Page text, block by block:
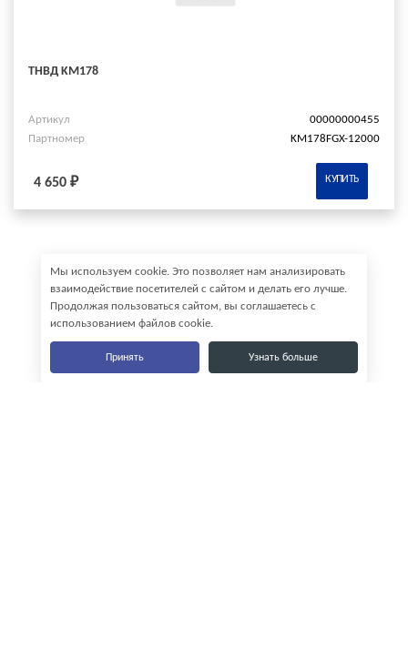
ТНВД KM178
Артикул
00000000455
Партномер
KM178FGX-12000
4 650 ₽ КУПИТЬ
Мы используем cookie. Это позволяет нам анализировать
взаимодействие посетителей с сайтом и делать его лучше.
Продолжая пользоваться сайтом, вы соглашаетесь с
использованием файлов cookie.
Принять Узнать больше